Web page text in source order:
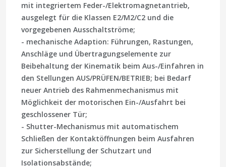
mit integriertem Feder-/Elektromagnetantrieb,
ausgelegt für die Klassen E2/M2/C2 und die
vorgegebenen Ausschaltströme;
- mechanische Adaption: Führungen, Rastungen,
Anschläge und Übertragungselemente zur
Beibehaltung der Kinematik beim Aus-/Einfahren in
den Stellungen AUS/PRÜFEN/BETRIEB; bei Bedarf
neuer Antrieb des Rahmenmechanismus mit
Möglichkeit der motorischen Ein-/Ausfahrt bei
geschlossener Tür;
- Shutter-Mechanismus mit automatischem
Schließen der Kontaktöffnungen beim Ausfahren
zur Sicherstellung der Schutzart und
Isolationsabstände;